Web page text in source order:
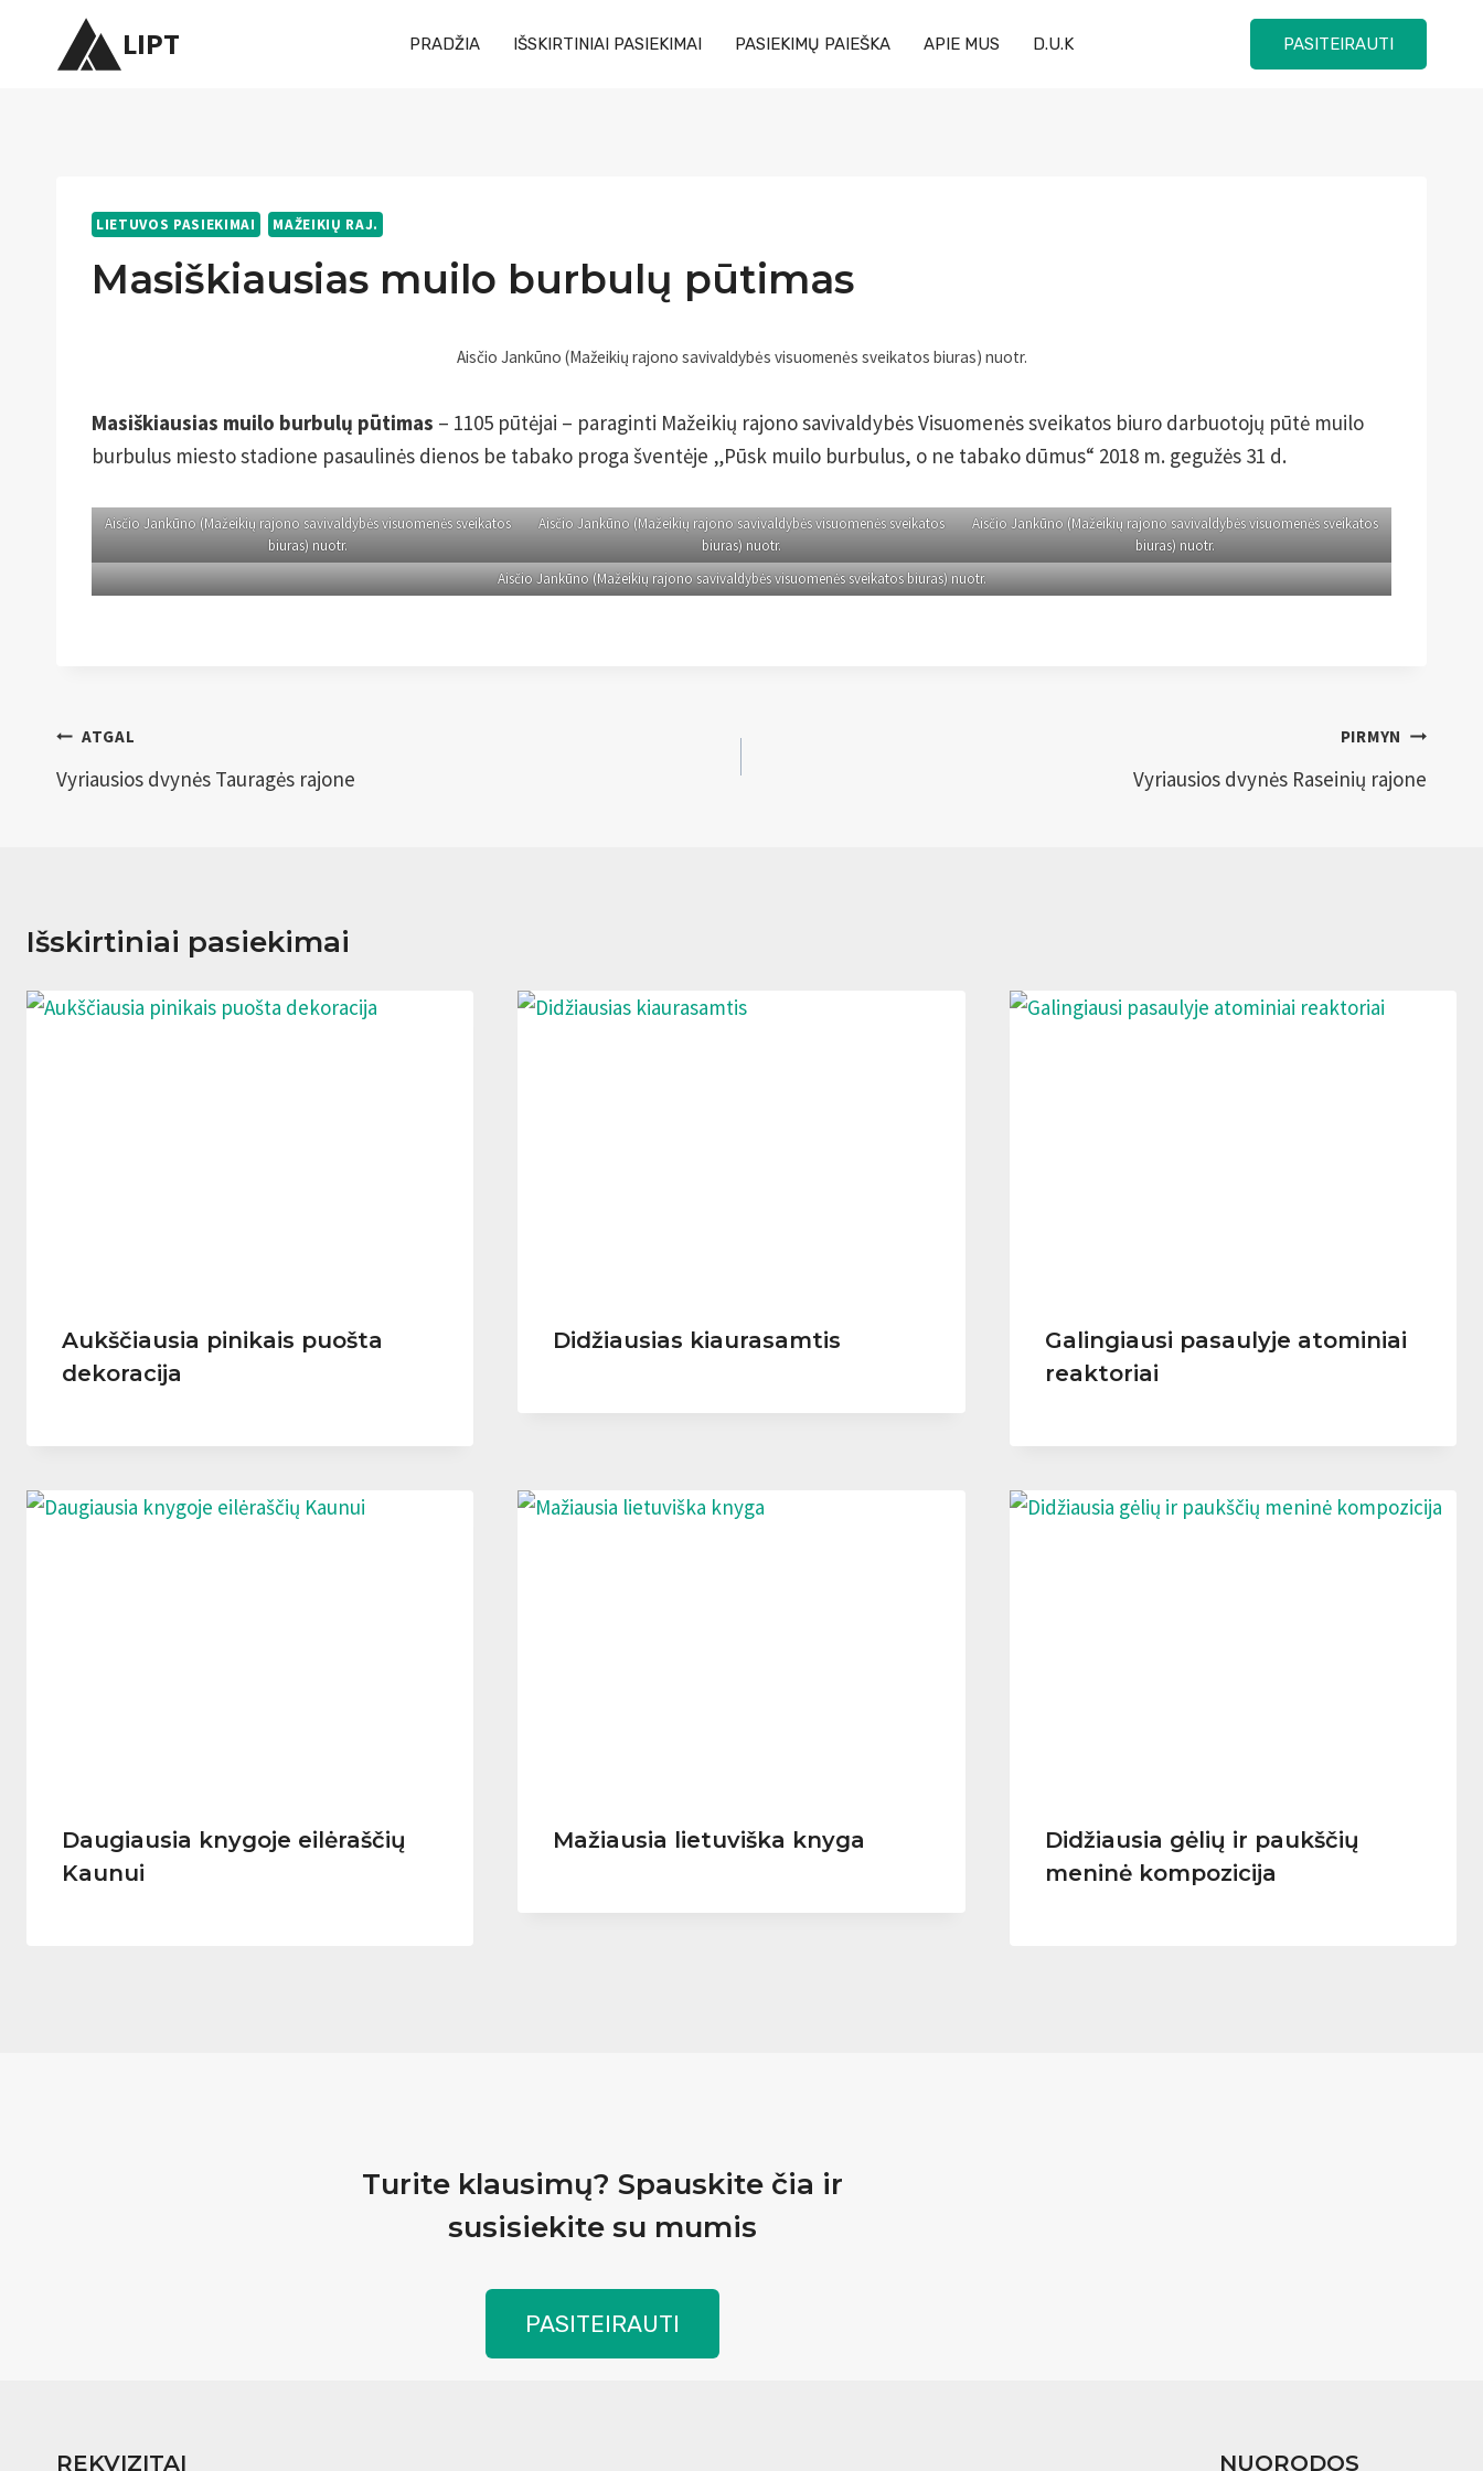
LIPT PRADŽIA IŠSKIRTINIAI PASIEKIMAI PASIEKIMŲ PAIEŠKA APIE MUS D.U.K PASITEIRAUTI
LIETUVOS PASIEKIMAI MAŽEIKIŲ RAJ.
Masiškiausias muilo burbulų pūtimas
Aisčio Jankūno (Mažeikių rajono savivaldybės visuomenės sveikatos biuras) nuotr.
Masiškiausias muilo burbulų pūtimas – 1105 pūtėjai – paraginti Mažeikių rajono savivaldybės Visuomenės sveikatos biuro darbuotojų pūtė muilo
burbulus miesto stadione pasaulinės dienos be tabako proga šventėje „Pūsk muilo burbulus, o ne tabako dūmus“ 2018 m. gegužės 31 d.
Aisčio Jankūno (Mažeikių rajono savivaldybės visuomenės sveikatos
biuras) nuotr.
Aisčio Jankūno (Mažeikių rajono savivaldybės visuomenės sveikatos
biuras) nuotr.
Aisčio Jankūno (Mažeikių rajono savivaldybės visuomenės sveikatos
biuras) nuotr.
Aisčio Jankūno (Mažeikių rajono savivaldybės visuomenės sveikatos biuras) nuotr.
Navigacija
tarp
ATGAL
Vyriausios dvynės Tauragės rajone
PIRMYN
Vyriausios dvynės Raseinių rajone
Išskirtiniai pasiekimai
Aukščiausia pinikais puošta
dekoracija
Didžiausias kiaurasamtis
Galingiausi pasaulyje atominiai
reaktoriai
Daugiausia knygoje eilėraščių
Kaunui
Mažiausia lietuviška knyga
Didžiausia gėlių ir paukščių
meninė kompozicija
Turite klausimų? Spauskite čia ir
susisiekite su mumis
PASITEIRAUTI
REKVIZITAI NUORODOS